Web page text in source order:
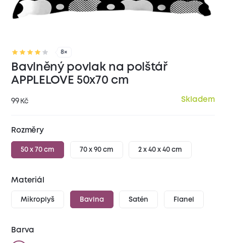
8×
Bavlněný povlak na polštář
APPLELOVE 50x70 cm
99 Kč Skladem
Rozměry
50 x 70 cm 70 x 90 cm 2 x 40 x 40 cm
Materiál
Mikroplyš Bavlna Satén Flanel
Barva